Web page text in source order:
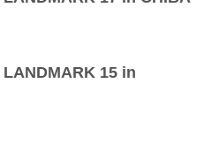
LANDMARK 15 in